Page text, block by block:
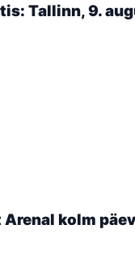
Tallinn, 9.
kolm